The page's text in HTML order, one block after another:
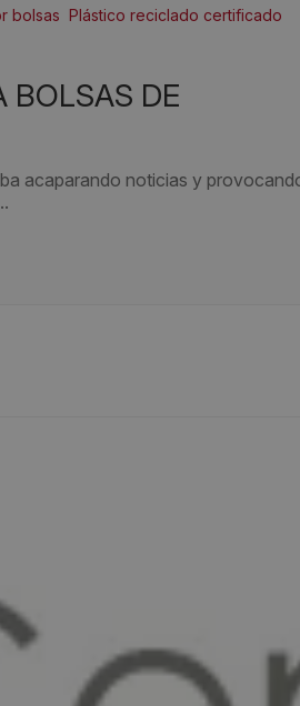
bolsas Plástico reciclado certificado
acaparando noticias y